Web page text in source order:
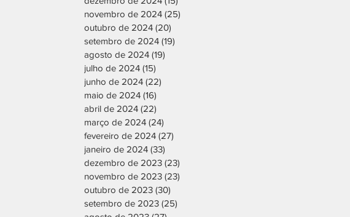
novembro de 2024 (25)
outubro de 2024 (20)
setembro de 2024 (19)
agosto de 2024 (19)
julho de 2024 (15)
junho de 2024 (22)
maio de 2024 (16)
abril de 2024 (22)
março de 2024 (24)
fevereiro de 2024 (27)
janeiro de 2024 (33)
dezembro de 2023 (23)
novembro de 2023 (23)
outubro de 2023 (30)
setembro de 2023 (25)